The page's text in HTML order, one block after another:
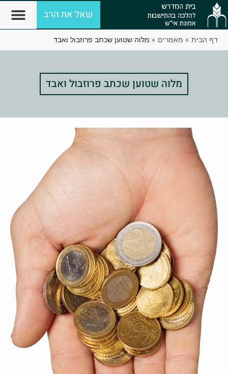
שאל את הרב
דף הבית » מאמרים » מלוה שטוען שכתב פרוזבול ואבד
מלוה שטוען שכתב פרוזבול ואבד